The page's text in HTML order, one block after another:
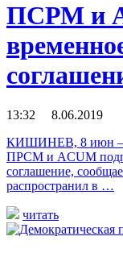
ПСРМ и
13:32 8.06.2019
КИШИНЕВ, 8 июн —
ПРСМ и ACUM
соглашение,
распространил в …
читать